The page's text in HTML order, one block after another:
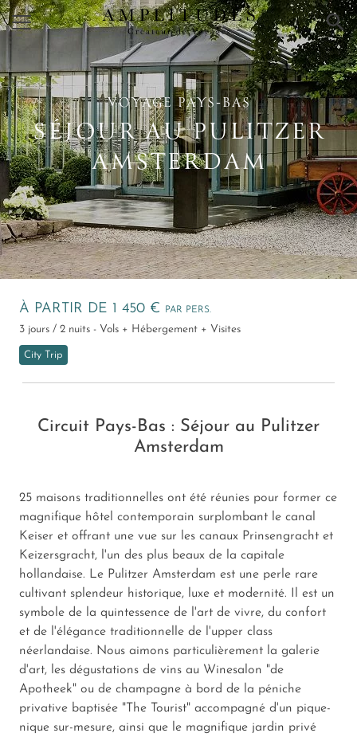
×
VOYAGE PAYS‑BAS
SÉJOUR AU PULITZER
AMSTERDAM
À PARTIR DE 1 450 € PAR PERS.
3 jours / 2 nuits - Vols + Hébergement + Visites
City Trip
Circuit Pays-Bas : Séjour au Pulitzer
Amsterdam
25 maisons traditionnelles ont été réunies pour former ce
magnifique hôtel contemporain surplombant le canal
Keiser et offrant une vue sur les canaux Prinsengracht et
Keizersgracht, l'un des plus beaux de la capitale
hollandaise. Le Pulitzer Amsterdam est une perle rare
cultivant splendeur historique, luxe et modernité. Il est un
symbole de la quintessence de l'art de vivre, du confort
et de l'élégance traditionnelle de l'upper class
néerlandaise. Nous aimons particulièrement la galerie
d'art, les dégustations de vins au Winesalon "de
Apotheek" ou de champagne à bord de la péniche
privative baptisée "The Tourist" accompagné d'un pique-
nique sur-mesure, ainsi que le magnifique jardin privé